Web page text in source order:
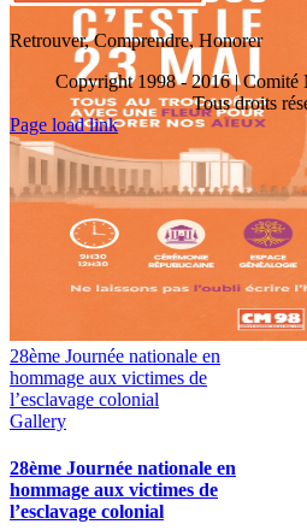
28ème Journée nationale en
hommage aux victimes de
l’esclavage colonial
Gallery
28ème Journée nationale en
hommage aux victimes de
l’esclavage colonial
Retrouver, Comprendre, Honorer
Copyright 1998 - 2016 | Comité
Tous droits
Toggle
Sliding
Area
Page load link
Go
Top